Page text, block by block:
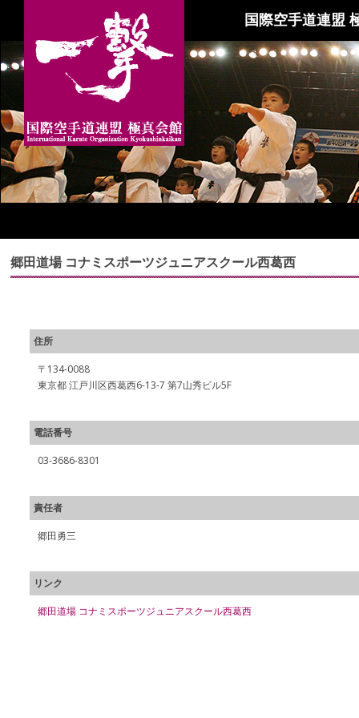
国際空手道連盟
郷田道場 コナミスポーツジュニアスクール西葛西
住所
〒134-0088
東京都 江戸川区西葛西6-13-7 第7山秀ビル5F
電話番号
03-3686-8301
責任者
郷田勇三
リンク
郷田道場 コナミスポーツジュニアスクール西葛西